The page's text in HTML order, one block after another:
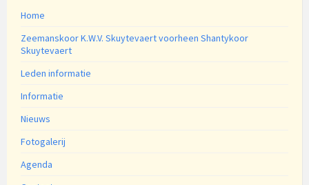
Home
Zeemanskoor K.W.V. Skuytevaert voorheen Shantykoor
Skuytevaert
Leden informatie
Informatie
Nieuws
Fotogalerij
Agenda